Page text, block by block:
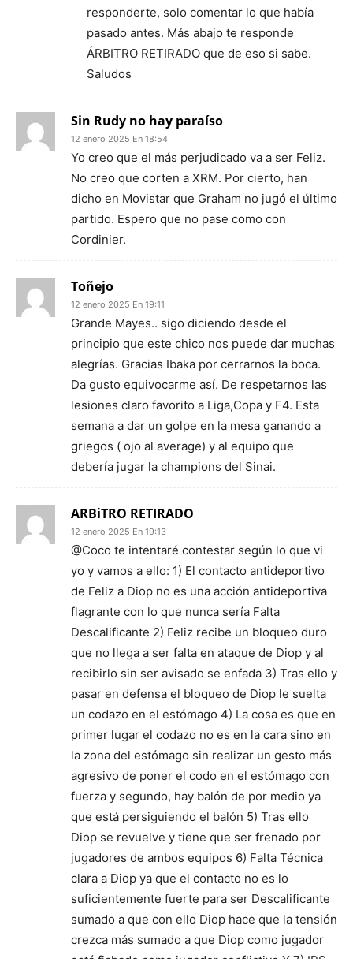
responderte, solo comentar lo que había
pasado antes. Más abajo te responde
ÁRBITRO RETIRADO que de eso si sabe.
Saludos
Sin Rudy no hay paraíso
12 enero 2025 En 18:54
Yo creo que el más perjudicado va a ser Feliz.
No creo que corten a XRM. Por cierto, han
dicho en Movistar que Graham no jugó el último
partido. Espero que no pase como con
Cordinier.
Toñejo
12 enero 2025 En 19:11
Grande Mayes.. sigo diciendo desde el
principio que este chico nos puede dar muchas
alegrías. Gracias Ibaka por cerrarnos la boca.
Da gusto equivocarme así. De respetarnos las
lesiones claro favorito a Liga,Copa y F4. Esta
semana a dar un golpe en la mesa ganando a
griegos ( ojo al average) y al equipo que
debería jugar la champions del Sinai.
ARBiTRO RETIRADO
12 enero 2025 En 19:13
@Coco te intentaré contestar según lo que vi
yo y vamos a ello: 1) El contacto antideportivo
de Feliz a Diop no es una acción antideportiva
flagrante con lo que nunca sería Falta
Descalificante 2) Feliz recibe un bloqueo duro
que no llega a ser falta en ataque de Diop y al
recibirlo sin ser avisado se enfada 3) Tras ello y
pasar en defensa el bloqueo de Diop le suelta
un codazo en el estómago 4) La cosa es que en
primer lugar el codazo no es en la cara sino en
la zona del estómago sin realizar un gesto más
agresivo de poner el codo en el estómago con
fuerza y segundo, hay balón de por medio ya
que está persiguiendo el balón 5) Tras ello
Diop se revuelve y tiene que ser frenado por
jugadores de ambos equipos 6) Falta Técnica
clara a Diop ya que el contacto no es lo
suficientemente fuerte para ser Descalificante
sumado a que con ello Diop hace que la tensión
crezca más sumado a que Diop como jugador